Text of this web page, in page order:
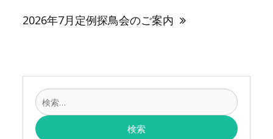
ゲ
ン
2026年7月定例探鳥会のご案内
検
索: